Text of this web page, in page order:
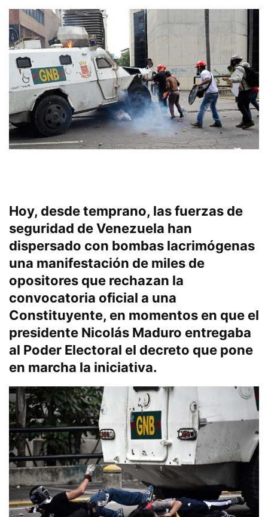
Hoy, desde temprano, las fuerzas de
seguridad de Venezuela han
dispersado con bombas lacrimógenas
una manifestación de miles de
opositores que rechazan la
convocatoria oficial a una
Constituyente, en momentos en que el
presidente Nicolás Maduro entregaba
al Poder Electoral el decreto que pone
en marcha la iniciativa.